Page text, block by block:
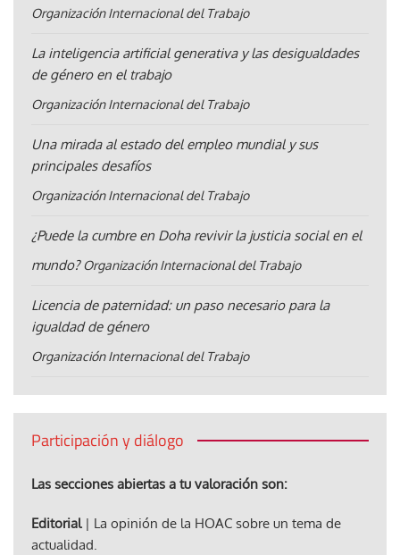
Organización Internacional del Trabajo
La inteligencia artificial generativa y las desigualdades
de género en el trabajo
Organización Internacional del Trabajo
Una mirada al estado del empleo mundial y sus
principales desafíos
Organización Internacional del Trabajo
¿Puede la cumbre en Doha revivir la justicia social en el
mundo? Organización Internacional del Trabajo
Licencia de paternidad: un paso necesario para la
igualdad de género
Organización Internacional del Trabajo
Participación y diálogo
Las secciones abiertas a tu valoración son:
Editorial| La opinión de la HOAC sobre un tema de
actualidad.